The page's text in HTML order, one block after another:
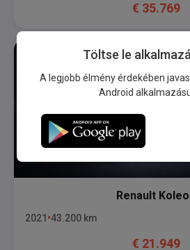
€ 35.769
Renault
2021 43.200 km
€ 21.949
Töltse le
A legjobb élmény érdekében
Android